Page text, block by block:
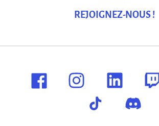
REJOIGNEZ-NOUS !